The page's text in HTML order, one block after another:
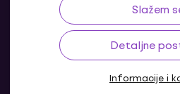
Slažem
Detaljne
Informacije i
RS